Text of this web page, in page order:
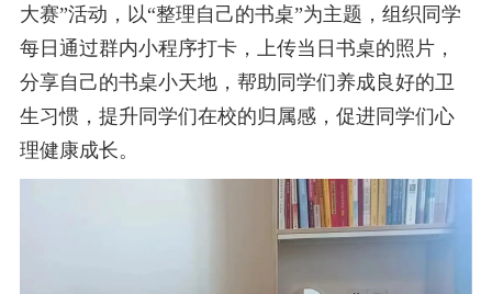
大赛”活动，以“整理自己的书桌”为主题，组织同学
每日通过群内小程序打卡，上传当日书桌的照片，
分享自己的书桌小天地，帮助同学们养成良好的卫
生习惯，提升同学们在校的归属感，促进同学们心
理健康成长。